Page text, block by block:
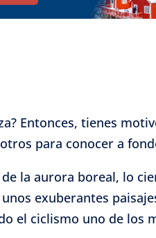
Entonces, tienes
para conocer a
la aurora boreal, lo
exuberantes
el ciclismo uno de los